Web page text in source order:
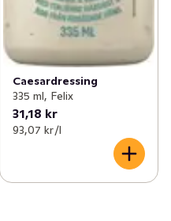
Caesardressing
335 ml, Felix
31,18 kr
93,07 kr /l